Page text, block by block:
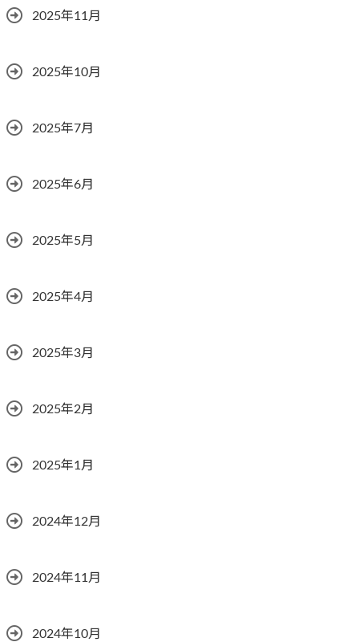
2025年11月
2025年10月
2025年7月
2025年6月
2025年5月
2025年4月
2025年3月
2025年2月
2025年1月
2024年12月
2024年11月
2024年10月